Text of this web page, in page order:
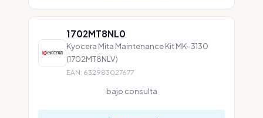
1702MT8NL0
Kyocera Mita Maintenance Kit MK-3130
(1702MT8NLV)
EAN: 632983027677
bajo consulta